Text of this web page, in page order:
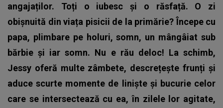
angajaților. Toți o iubesc și o răsfață. O zi
obișnuită din viața pisicii de la primărie? Începe cu
papa, plimbare pe holuri, somn, un mângâiat sub
bărbie și iar somn. Nu e rău deloc! La schimb,
Jessy oferă multe zâmbete, descrețește frunți și
aduce scurte momente de liniște și bucurie celor
care se intersectează cu ea, în zilele lor agitate,